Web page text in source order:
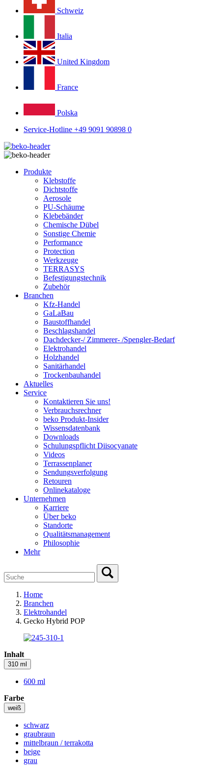
Schweiz
Italia
United Kingdom
France
Polska
Service-Hotline +49 9091 90898 0
Produkte
Klebstoffe
Dichtstoffe
Aerosole
PU-Schäume
Klebebänder
Chemische Dübel
Sonstige Chemie
Performance
Protection
Werkzeuge
TERRASYS
Befestigungstechnik
Zubehör
Branchen
Kfz-Handel
GaLaBau
Baustoffhandel
Beschlagshandel
Dachdecker-/ Zimmerer- /Spengler-Bedarf
Elektrohandel
Holzhandel
Sanitärhandel
Trockenbauhandel
Aktuelles
Service
Kontaktieren Sie uns!
Verbrauchsrechner
beko Produkt-Insider
Wissensdatenbank
Downloads
Schulungspflicht Diisocyanate
Videos
Terrassenplaner
Sendungsverfolgung
Retouren
Onlinekataloge
Unternehmen
Karriere
Über beko
Standorte
Qualitätsmanagement
Philosophie
Mehr
Home
Branchen
Elektrohandel
Gecko Hybrid POP
Inhalt
310 ml
600 ml
Farbe
weiß
schwarz
graubraun
mittelbraun / terrakotta
beige
grau